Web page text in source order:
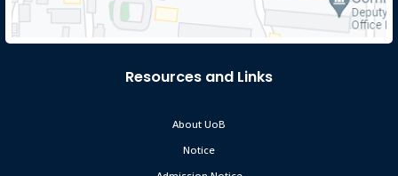
Resources and Links
About UoB
Notice